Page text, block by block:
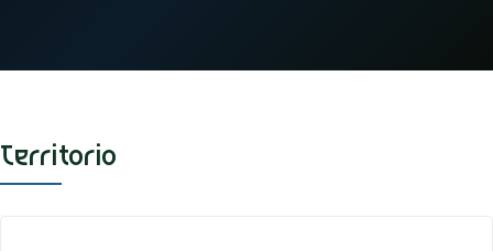
Territorio